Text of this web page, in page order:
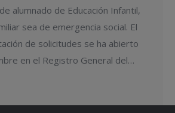
alumnado de Educación Infantil,
sea de emergencia social. El
de solicitudes se ha abierto
en el Registro General del…